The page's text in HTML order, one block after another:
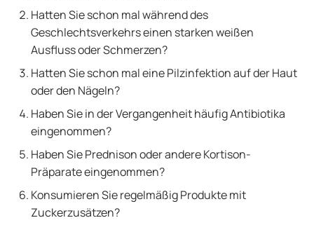
Hatten Sie schon mal während des
Geschlechtsverkehrs einen starken weißen
Ausfluss oder Schmerzen?
Hatten Sie schon mal eine Pilzinfektion auf der Haut
oder den Nägeln?
Haben Sie in der Vergangenheit häufig Antibiotika
eingenommen?
Haben Sie Prednison oder andere Kortison-
Präparate eingenommen?
Konsumieren Sie regelmäßig Produkte mit
Zuckerzusätzen?